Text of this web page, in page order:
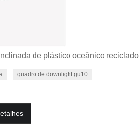
de plástico oceânico reciclado
quadro de downlight gu10